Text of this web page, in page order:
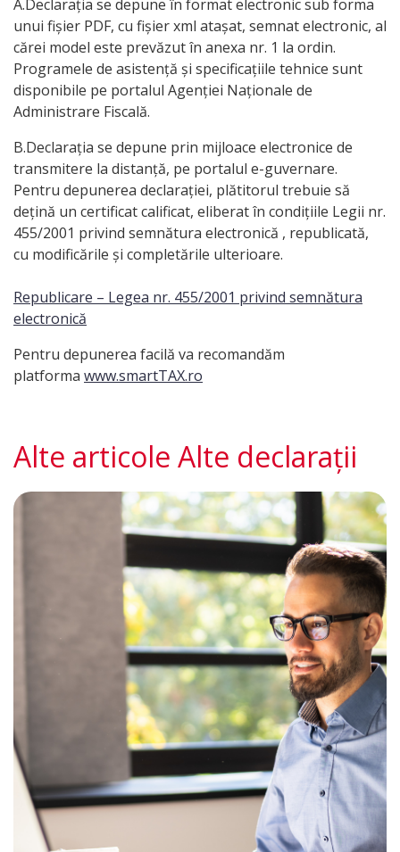
A.Declarația se depune în format electronic sub forma
unui fișier PDF, cu fișier xml atașat, semnat electronic, al
cărei model este prevăzut în anexa nr. 1 la ordin.
Programele de asistență și specificațiile tehnice sunt
disponibile pe portalul Agenției Naționale de
Administrare Fiscală.
B.Declaraţia se depune prin mijloace electronice de
transmitere la distanţă, pe portalul e-guvernare.
Pentru depunerea declaraţiei, plătitorul trebuie să
deţină un certificat calificat, eliberat în condiţiile Legii nr.
455/2001 privind semnătura electronică , republicată,
cu modificările şi completările ulterioare.
Republicare – Legea nr. 455/2001 privind semnătura
electronică
Pentru depunerea facilă va recomandăm
platforma www.smartTAX.ro
Alte articole Alte declarații